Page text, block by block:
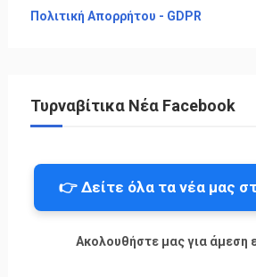
Πολιτική Απορρήτου - GDPR
Τυρναβίτικα Νέα Facebook
👉 Δείτε όλα τα νέα μας
Ακολουθήστε μας για άμεση